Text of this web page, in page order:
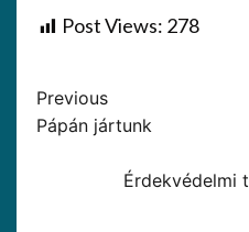
Post Views: 278
Previous
Pápán jártunk
Érdekvédelmi